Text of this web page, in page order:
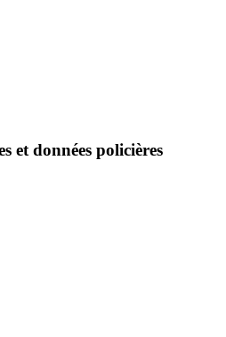
et données policières